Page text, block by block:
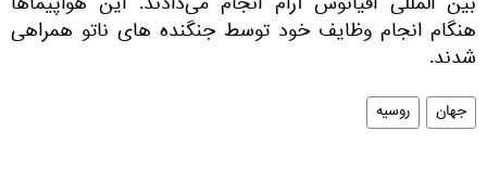
هنگام انجام وظایف خود توسط جنگنده های ناتو همراهی
شدند.
جهان روسیه